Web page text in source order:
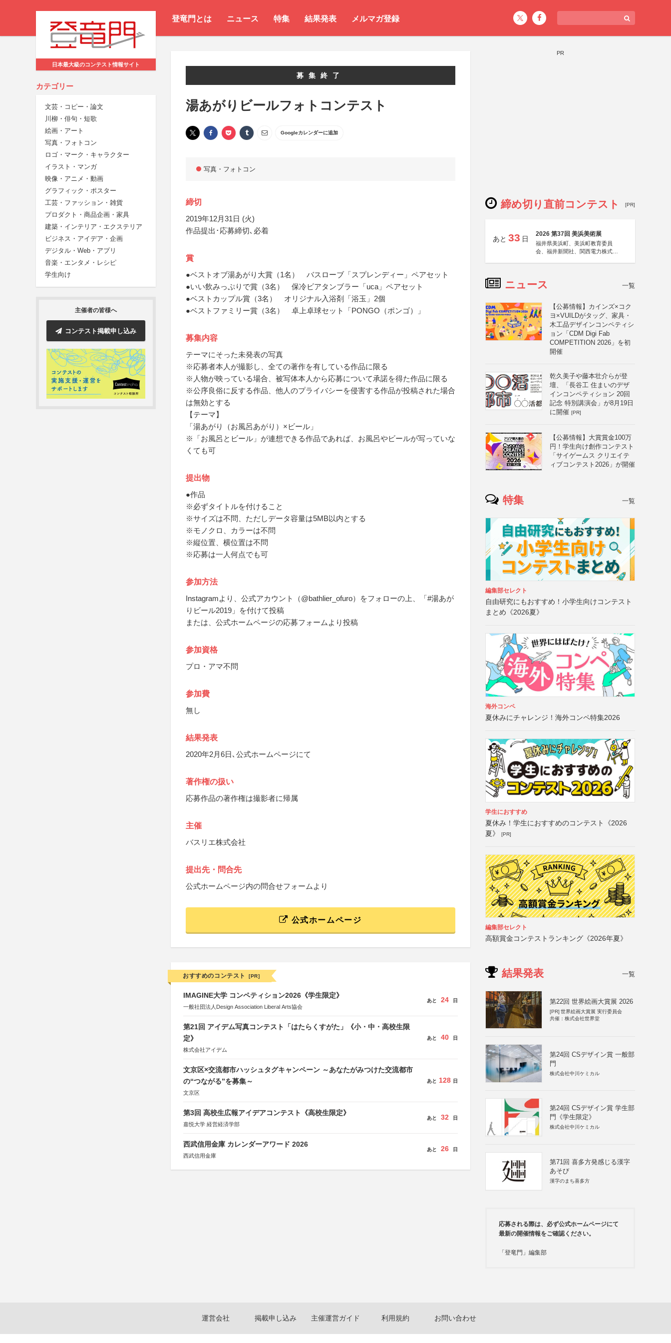
登竜門とは ニュース 特集 結果発表 メルマガ登録
日本最大級のコンテスト情報サイト
カテゴリー
文芸・コピー・論文
川柳・俳句・短歌
絵画・アート
写真・フォトコン
ロゴ・マーク・キャラクター
イラスト・マンガ
映像・アニメ・動画
グラフィック・ポスター
工芸・ファッション・雑貨
プロダクト・商品企画・家具
建築・インテリア・エクステリア
ビジネス・アイデア・企画
デジタル・Web・アプリ
音楽・エンタメ・レシピ
学生向け
主催者の皆様へ
コンテスト掲載申し込み
募集終了
湯あがりビールフォトコンテスト
Googleカレンダーに追加
写真・フォトコン
締切
2019年12月31日 (火)
作品提出･応募締切､必着
賞
●ベストオブ湯あがり大賞（1名） バスローブ「スプレンディー」ペアセット
●いい飲みっぷりで賞（3名） 保冷ビアタンブラー「uca」ペアセット
●ベストカップル賞（3名） オリジナル入浴剤「浴玉」2個
●ベストファミリー賞（3名） 卓上卓球セット「PONGO（ポンゴ）」
募集内容
テーマにそった未発表の写真
※応募者本人が撮影し、全ての著作を有している作品に限る
※人物が映っている場合、被写体本人から応募について承諾を得た作品に限る
※公序良俗に反する作品、他人のプライバシーを侵害する作品が投稿された場合
は無効とする
【テーマ】
「湯あがり（お風呂あがり）×ビール」
※「お風呂とビール」が連想できる作品であれば、お風呂やビールが写っていな
くても可
提出物
●作品
※必ずタイトルを付けること
※サイズは不問、ただしデータ容量は5MB以内とする
※モノクロ、カラーは不問
※縦位置、横位置は不問
※応募は一人何点でも可
参加方法
Instagramより、公式アカウント（@bathlier_ofuro）をフォローの上、「#湯あが
りビール2019」を付けて投稿
または、公式ホームページの応募フォームより投稿
参加資格
プロ・アマ不問
参加費
無し
結果発表
2020年2月6日､公式ホームページにて
著作権の扱い
応募作品の著作権は撮影者に帰属
主催
バスリエ株式会社
提出先・問合先
公式ホームページ内の問合せフォームより
公式ホームページ
おすすめのコンテスト [PR]
IMAGINE大学 コンペティション2026《学生限定》
一般社団法人Design Association Liberal Arts協会
あと 24 日
第21回 アイデム写真コンテスト「はたらくすがた」《小・中・高校生限
定》
株式会社アイデム
あと 40 日
文京区×交流都市ハッシュタグキャンペーン ～あなたがみつけた交流都市
の“つながる”を募集～
文京区
あと 128 日
第3回 高校生広報アイデアコンテスト《高校生限定》
嘉悦大学 経営経済学部
あと 32 日
西武信用金庫 カレンダーアワード 2026
西武信用金庫
あと 26 日
PR
締め切り直前コンテスト [PR]
あと 33 日
2026 第37回 美浜美術展
福井県美浜町、美浜町教育委員
会、福井新聞社、関西電力株式会
ニュース 一覧
【公募情報】カインズ×コク
ヨ×VUILDがタッグ、家具・
木工品デザインコンペティシ
ョン「CDM Digi Fab
COMPETITION 2026」を初
開催
乾久美子や藤本壮介らが登
壇、「長谷工 住まいのデザ
インコンペティション 20回
記念 特別講演会」が8月19日
に開催 [PR]
【公募情報】大賞賞金100万
円！学生向け創作コンテスト
「サイゲームス クリエイテ
ィブコンテスト2026」が開催
特集 一覧
編集部セレクト
自由研究にもおすすめ！小学生向けコンテスト
まとめ《2026夏》
海外コンペ
夏休みにチャレンジ！海外コンペ特集2026
学生におすすめ
夏休み！学生におすすめのコンテスト《2026
夏》
[PR]
編集部セレクト
高額賞金コンテストランキング《2026年夏》
結果発表 一覧
第22回 世界絵画大賞展 2026
[PR] 世界絵画大賞展 実行委員会
共催：株式会社世界堂
第24回 CSデザイン賞 一般部
門
株式会社中川ケミカル
第24回 CSデザイン賞 学生部
門《学生限定》
株式会社中川ケミカル
第71回 喜多方発感じる漢字
あそび
漢字のまち喜多方
応募される際は、必ず公式ホームページにて
最新の開催情報をご確認ください。
「登竜門」編集部
運営会社 掲載申し込み 主催運営ガイド 利用規約 お問い合わせ